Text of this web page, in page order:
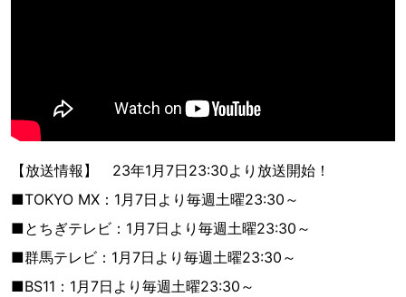
【放送情報】 23年1月7日23:30より放送開始！
■TOKYO MX：1月7日より毎週土曜23:30～
■とちぎテレビ：1月7日より毎週土曜23:30～
■群馬テレビ：1月7日より毎週土曜23:30～
■BS11：1月7日より毎週土曜23:30～